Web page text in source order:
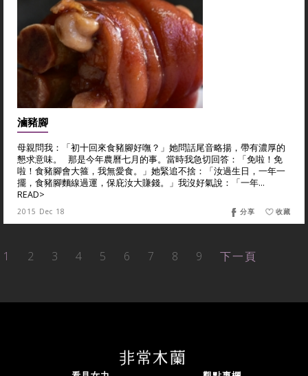
滷豬腳
母親問我：「初十回來食豬腳好嘸？」她問話尾音略揚，帶有濃厚的
懇求意味。 那是今年農曆七月的事。當時我急切回答：「免啦！免
啦！食豬腳會大箍，我無愛食。」她緊追不捨：「汝過生日，一年一
擺，食豬腳麵線過運，保庇汝大賺錢。」我沒好氣說：「一年...
READ>
2015 Dec 18 收藏
分享
1 2 3 4 5 6 7 8 9 下一頁